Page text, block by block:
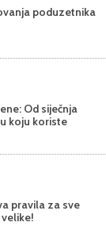
poduzetnika
Od siječnja
koju koriste
pravila za sve